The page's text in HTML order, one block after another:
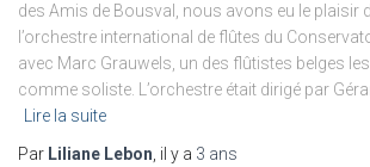
des Amis de Bousval, nous avons eu le plaisir
l’orchestre international de flûtes du
avec Marc Grauwels, un des flûtistes belges
comme soliste. L’orchestre était dirigé par
Lire la suite
Par Liliane Lebon, il y a 3 ans